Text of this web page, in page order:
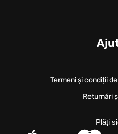
Termeni și condiții
Returnări
Plăți